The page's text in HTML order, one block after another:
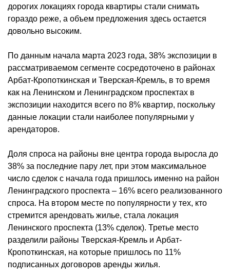
дорогих локациях города квартиры стали снимать
гораздо реже, а объем предложения здесь остается
довольно высоким.
По данным начала марта 2023 года, 38% экспозиции в
рассматриваемом сегменте сосредоточено в районах
Арбат-Кропоткинская и Тверская-Кремль, в то время
как на Ленинском и Ленинградском проспектах в
экспозиции находится всего по 8% квартир, поскольку
данные локации стали наиболее популярными у
арендаторов.
Доля спроса на районы вне центра города выросла до
38% за последние пару лет, при этом максимальное
число сделок с начала года пришлось именно на район
Ленинградского проспекта – 16% всего реализованного
спроса. На втором месте по популярности у тех, кто
стремится арендовать жилье, стала локация
Ленинского проспекта (13% сделок). Третье место
разделили районы Тверская-Кремль и Арбат-
Кропоткинская, на которые пришлось по 11%
подписанных договоров аренды жилья.